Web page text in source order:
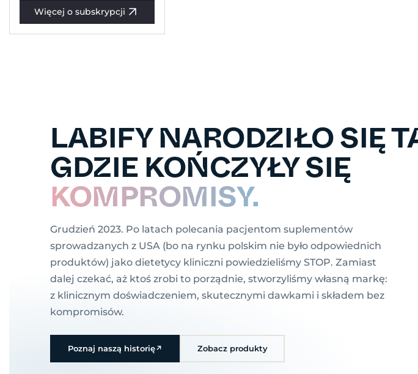
Więcej o subskrypcji
LABIFY NARODZIŁO SIĘ
GDZIE KOŃCZYŁY SIĘ
KOMPROMISY.
Grudzień 2023. Po latach polecania pacjentom suplementów
sprowadzanych z USA (bo na rynku polskim nie było odpowiednich
produktów) jako dietetycy kliniczni powiedzieliśmy STOP. Zamiast
dalej czekać, aż ktoś zrobi to porządnie, stworzyliśmy własną markę:
z klinicznym doświadczeniem, skutecznymi dawkami i składem bez
kompromisów.
Poznaj naszą historię↗ Zobacz produkty